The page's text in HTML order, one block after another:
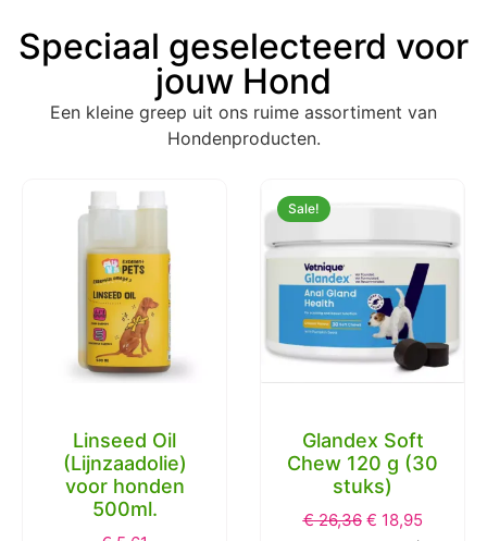
Speciaal geselecteerd voor
jouw Hond
Een kleine greep uit ons ruime assortiment van
Hondenproducten.
Glandex Soft
Chew 120 g (30
stuks)
26,36 €18,95
Glandex Zalm
Poeder voor
Hond 113 gram
€42,75